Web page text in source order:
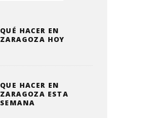
QUÉ HACER EN
ZARAGOZA HOY
QUE HACER EN
ZARAGOZA ESTA
SEMANA